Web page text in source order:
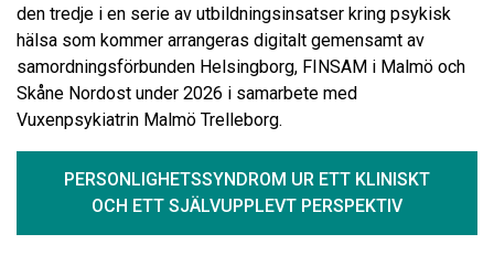
den tredje i en serie av utbildningsinsatser kring psykisk
hälsa som kommer arrangeras digitalt gemensamt av
samordningsförbunden Helsingborg, FINSAM i Malmö och
Skåne Nordost under 2026 i samarbete med
Vuxenpsykiatrin Malmö Trelleborg.
PERSONLIGHETSSYNDROM UR ETT KLINISKT
OCH ETT SJÄLVUPPLEVT PERSPEKTIV